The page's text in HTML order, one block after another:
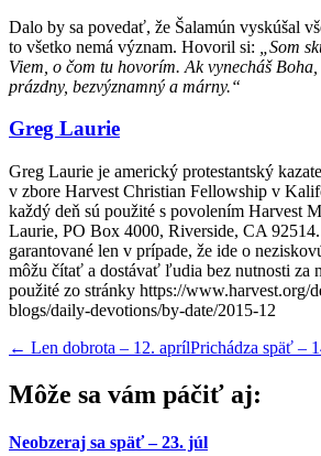
Dalo by sa povedať, že Šalamún vyskúšal
to všetko nemá význam. Hovoril si:
„Som
Viem, o čom tu hovorím. Ak vynecháš
prázdny, bezvýznamný a márny.“
Greg Laurie
Greg Laurie je americký protestantský
v zbore Harvest Christian Fellowship v
každý deň sú použité s povolením Harvest
Laurie, PO Box 4000, Riverside, CA
garantované len v prípade, že ide o
môžu čítať a dostávať ľudia bez nutnosti za
použité zo stránky https://www.harvest.org/
blogs/daily-devotions/by-date/2015-12
← Len dobrota – 12. aprílPrichádza späť –
Môže sa vám páčiť aj:
Neobzeraj sa späť – 23. júl